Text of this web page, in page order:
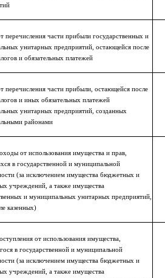
перечисления части прибыли государственных и
унитарных предприятий, остающейся после
и обязательных платежей
перечисления части прибыли, остающейся после
и иных обязательных платежей
унитарных предприятий, созданных
районами
от использования имущества и прав,
в государственной и муниципальной
(за исключением имущества бюджетных и
учреждений, а также имущества
и муниципальных унитарных предприятий,
казенных)
от использования имущества,
в государственной и муниципальной
(за исключением имущества бюджетных и
учреждений, а также имущества